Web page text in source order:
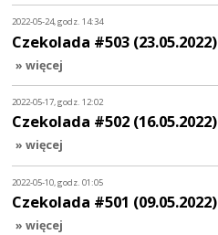
2022-05-24, godz. 14:34
Czekolada #503 (23.05.2022)
» więcej
2022-05-17, godz. 12:02
Czekolada #502 (16.05.2022)
» więcej
2022-05-10, godz. 01:05
Czekolada #501 (09.05.2022)
» więcej